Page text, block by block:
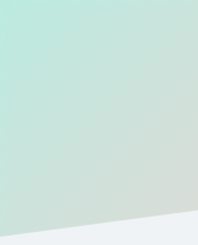
Gizlilik Politikası